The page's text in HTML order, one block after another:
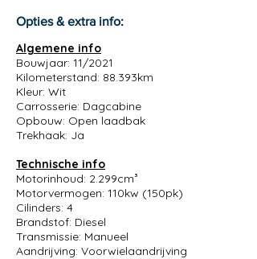
Opties & extra info:
Algemene info
Bouwjaar: 11/2021
Kilometerstand: 88.393km
Kleur: Wit
Carrosserie: Dagcabine
Opbouw: Open laadbak
Trekhaak: Ja
Technische info
Motorinhoud: 2.299cm³
Motorvermogen: 110kw (150pk)
Cilinders: 4
Brandstof: Diesel
Transmissie: Manueel
Aandrijving: Voorwielaandrijving